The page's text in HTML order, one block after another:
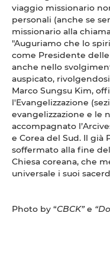
viaggio missionario
personali (anche se
missionario alla
"Auguriamo che lo
come Presidente
anche nello
auspicato,
Marco Sungsu Kim,
l'Evangelizzazione
evangelizzazione e le
accompagnato
e Corea del Sud. Il già
soffermato alla fine
Chiesa coreana, che
universale i suoi
Photo by “CBCK”e